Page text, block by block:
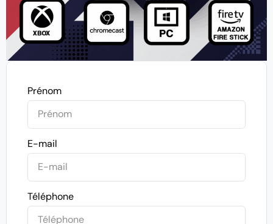
Prénom
E-mail
Téléphone